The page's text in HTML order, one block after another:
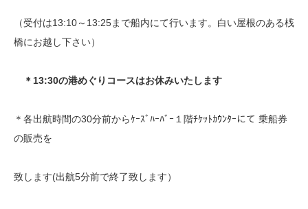
（受付は13:10～13:25まで船内にて行います。白い屋根のある桟
橋にお越し下さい）
＊13:30の港めぐりコースはお休みいたします
＊各出航時間の30分前からｹｰｽﾞﾊｰﾊﾞｰ１階ﾁｹｯﾄｶｳﾝﾀｰにて 乗船券
の販売を
致します(出航5分前で終了致します）